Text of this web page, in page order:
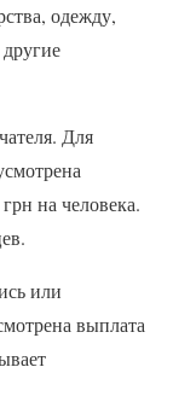
одежду,
Для
на человека.
или
выплата